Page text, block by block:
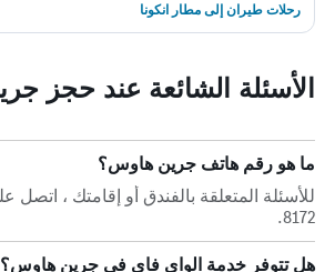
رحلات طيران إلى مطار انكونا
الأسئلة الشائعة عند حجز
ما هو رقم هاتف جرين هاوس؟
8172.
هل تتوفر خدمة الواي فاي في جرين هاوس؟